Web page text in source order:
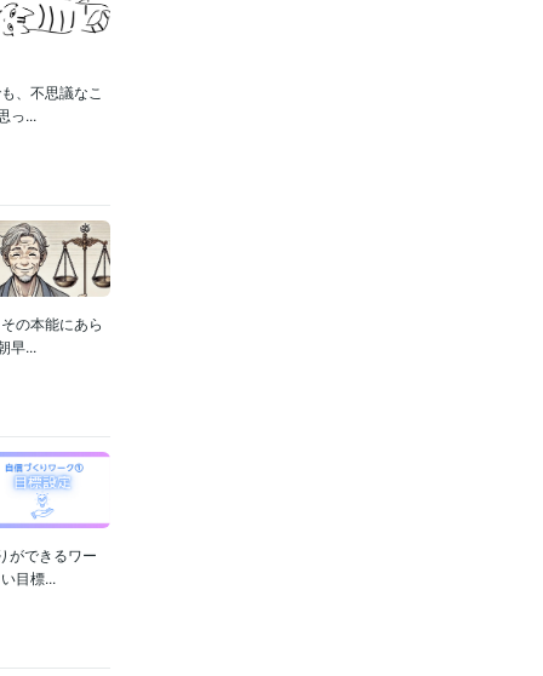
、不思議なこ
っ...
の本能にあら
早...
ができるワー
目標...